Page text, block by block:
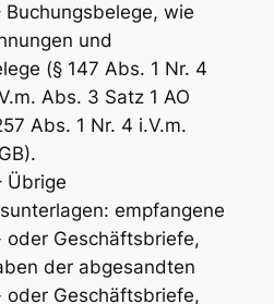
Buchungsbelege, wie
und
(§ 147 Abs. 1 Nr. 4
Abs. 3 Satz 1 AO
Abs. 1 Nr. 4 i.V.m.
Übrige
empfangene
oder Geschäftsbriefe,
der abgesandten
oder Geschäftsbriefe,